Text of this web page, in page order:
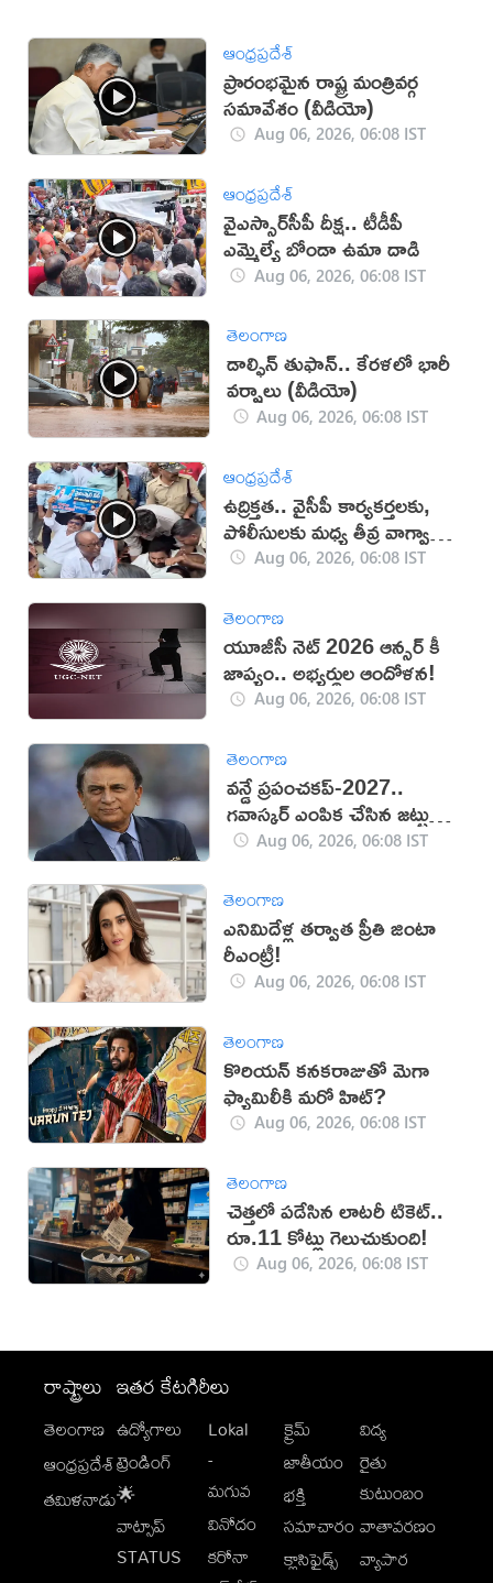
ఆంధ్రప్రదేశ్
ప్రారంభమైన రాష్ట్ర మంత్రివర్గ
సమావేశం (వీడియో)
Aug 06, 2026, 06:08 IST
ఆంధ్రప్రదేశ్
వైఎస్సార్‌సీపీ దీక్ష.. టీడీపీ
ఎమ్మెల్యే బోండా ఉమా దాడి
Aug 06, 2026, 06:08 IST
తెలంగాణ
డాల్ఫిన్ తుఫాన్.. కేరళలో భారీ
వర్షాలు (వీడియో)
Aug 06, 2026, 06:08 IST
ఆంధ్రప్రదేశ్
ఉద్రిక్తత.. వైసీపీ కార్యకర్తలకు,
పోలీసులకు మధ్య తీవ్ర వాగ్వాదం
(VIDEO)
Aug 06, 2026, 06:08 IST
తెలంగాణ
యూజీసీ నెట్ 2026 ఆన్సర్ కీ
జాప్యం.. అభ్యర్థుల ఆందోళన!
Aug 06, 2026, 06:08 IST
తెలంగాణ
వన్డే ప్రపంచకప్‌-2027..
గవాస్కర్ ఎంపిక చేసిన జట్టు
ఇదే!Aug 06, 2026, 06:08 IST
తెలంగాణ
ఎనిమిదేళ్ల తర్వాత ప్రీతి జింటా
రీఎంట్రీ!
Aug 06, 2026, 06:08 IST
తెలంగాణ
కొరియన్ కనకరాజుతో మెగా
ఫ్యామిలీకి మరో హిట్?
Aug 06, 2026, 06:08 IST
తెలంగాణ
చెత్తలో పడేసిన లాటరీ టికెట్..
రూ.11 కోట్లు గెలుచుకుంది!
Aug 06, 2026, 06:08 IST
రాష్ట్రాలు
తెలంగాణ
ఆంధ్రప్రదేశ్
తమిళనాడు
ఇతర కేటగిరీలు
ఉద్యోగాలు
ట్రెండింగ్
🌟
వాట్సాప్
STATUS
Lokal
-
మగువ
వినోదం
కరోనా
క్రైమ్
జాతీయం
భక్తి
సమాచారం
క్లాసిఫైడ్స్
విద్య
రైతు
కుటుంబం
వాతావరణం
వ్యాపార